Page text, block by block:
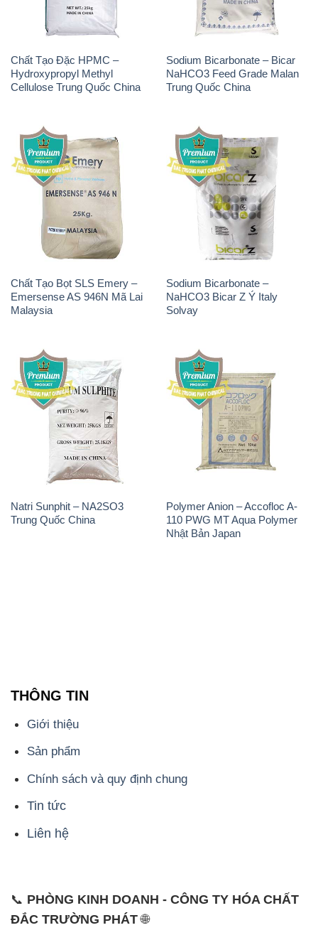
Chất Tạo Đặc HPMC –
Hydroxypropyl Methyl
Cellulose Trung Quốc China
Sodium Bicarbonate – Bicar
NaHCO3 Feed Grade Malan
Trung Quốc China
Chất Tạo Bọt SLS Emery –
Emersense AS 946N Mã Lai
Malaysia
Sodium Bicarbonate –
NaHCO3 Bicar Z Ý Italy
Solvay
Natri Sunphit – NA2SO3
Trung Quốc China
Polymer Anion – Accofloc A-
110 PWG MT Aqua Polymer
Nhật Bản Japan
THÔNG TIN
Giới thiệu
Sản phẩm
Chính sách và quy định chung
Tin tức
Liên hệ
📞 PHÒNG KINH DOANH - CÔNG TY HÓA CHẤT
ĐẮC TRƯỜNG PHÁT🌐